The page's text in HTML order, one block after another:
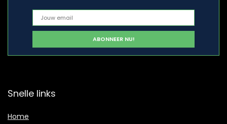
Snelle links
Home